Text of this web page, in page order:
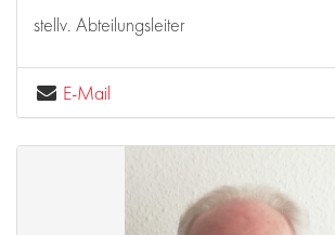
stellv. Abteilungsleiter
E-Mail